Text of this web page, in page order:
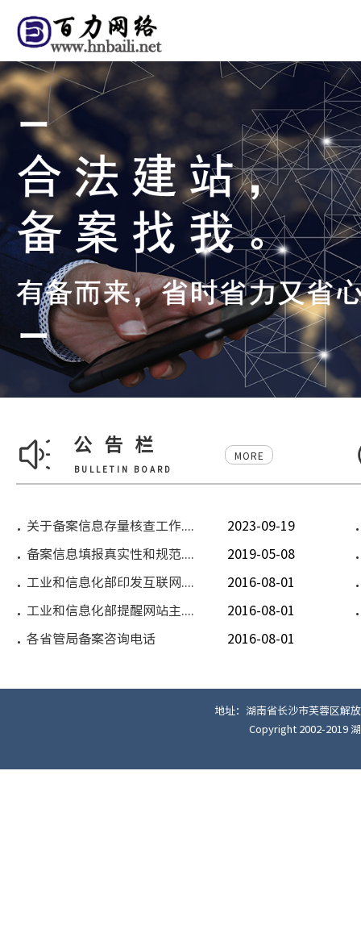
公告栏
BULLETIN BOARD
MORE
关于备案信息存量核查工作.... 2023-09-19
备案信息填报真实性和规范.... 2019-05-08
工业和信息化部印发互联网.... 2016-08-01
工业和信息化部提醒网站主.... 2016-08-01
各省管局备案咨询电话 2016-08-01
地址：湖南省长沙市芙蓉区解
Copyright 2002-2019